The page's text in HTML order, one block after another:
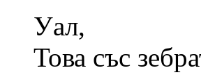
Уал,
Това със